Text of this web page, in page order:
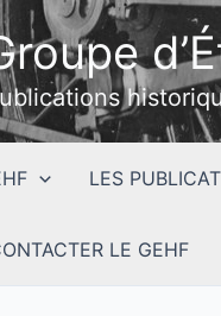
LES
LE GEHF